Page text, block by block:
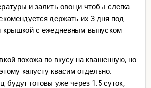
и залить овощи чтобы слегка
держать их 3 дня под
крышкой с ежедневным выпуском
похожа по вкусу на квашенную, но
капусту квасим отдельно.
будут готовы уже через 1.5 суток,